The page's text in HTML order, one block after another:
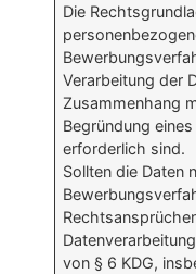
Die
Verarbeitung der
Zusammenhang
Begründung
erforderlich sind.
Sollten die Daten
von § 6 KDG,